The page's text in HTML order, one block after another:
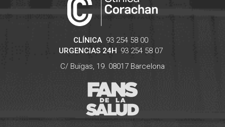
CLÍNICA 93 254 58 00
URGENCIAS 24H 93 254 58 07
C/ Buïgas, 19. 08017 Barcelona